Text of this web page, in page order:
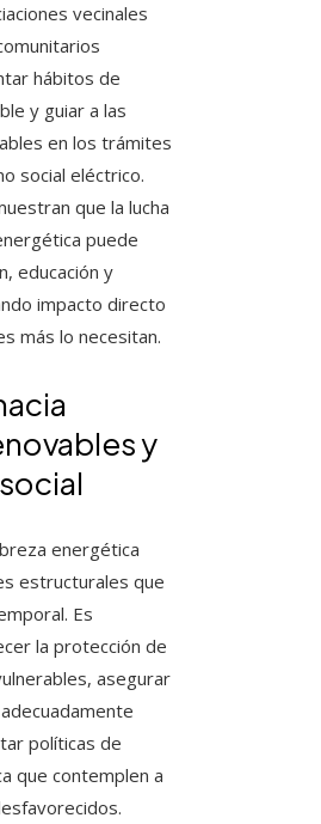
vecinales
hábitos de
y guiar a las
en los trámites
social eléctrico.
que la lucha
puede
educación y
impacto directo
más lo necesitan.
y
energética
estructurales que
Es
la protección de
asegurar
políticas de
que contemplen a